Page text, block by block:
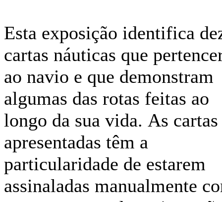
Esta exposição identifica
cartas náuticas que
ao navio e que demonstram
algumas das rotas feitas ao
longo da sua vida. As cartas
apresentadas têm a
particularidade de estarem
assinaladas manualmente